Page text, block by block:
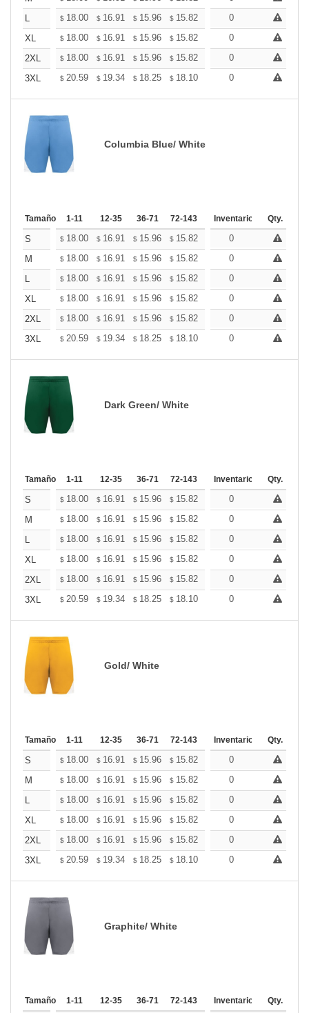
L
$ 18.00 $ 16.91 $ 15.96 $ 15.82 15.55
0
XL
$ 18.00 $ 16.91 $ 15.96 $ 15.82 15.55
0
2XL
$ 18.00 $ 16.91 $ 15.96 $ 15.82 15.55
0
3XL
$ 20.59 $ 19.34 $ 18.25 $ 18.10 17.78
0
Columbia Blue/ White
Tamaño 1-11 12-35 36-71 72-143 144-287 288 +
Inventario Qty.
S $ 18.00 $ 16.91 $ 15.96 $ 15.82 15.55
0
M
$ 18.00 $ 16.91 $ 15.96 $ 15.82 15.55
0
L
$ 18.00 $ 16.91 $ 15.96 $ 15.82 15.55
0
XL
$ 18.00 $ 16.91 $ 15.96 $ 15.82 15.55
0
2XL
$ 18.00 $ 16.91 $ 15.96 $ 15.82 15.55
0
3XL
$ 20.59 $ 19.34 $ 18.25 $ 18.10 17.78
0
Dark Green/ White
Tamaño 1-11 12-35 36-71 72-143 144-287 288 +
Inventario Qty.
S $ 18.00 $ 16.91 $ 15.96 $ 15.82 15.55
0
M
$ 18.00 $ 16.91 $ 15.96 $ 15.82 15.55
0
L
$ 18.00 $ 16.91 $ 15.96 $ 15.82 15.55
0
XL
$ 18.00 $ 16.91 $ 15.96 $ 15.82 15.55
0
2XL
$ 18.00 $ 16.91 $ 15.96 $ 15.82 15.55
0
3XL
$ 20.59 $ 19.34 $ 18.25 $ 18.10 17.78
0
Gold/ White
Tamaño 1-11 12-35 36-71 72-143 144-287 288 +
Inventario Qty.
S $ 18.00 $ 16.91 $ 15.96 $ 15.82 15.55
0
M
$ 18.00 $ 16.91 $ 15.96 $ 15.82 15.55
0
L
$ 18.00 $ 16.91 $ 15.96 $ 15.82 15.55
0
XL
$ 18.00 $ 16.91 $ 15.96 $ 15.82 15.55
0
2XL
$ 18.00 $ 16.91 $ 15.96 $ 15.82 15.55
0
3XL
$ 20.59 $ 19.34 $ 18.25 $ 18.10 17.78
0
Graphite/ White
Tamaño 1-11 12-35 36-71 72-143 144-287 288 +
Inventario Qty.